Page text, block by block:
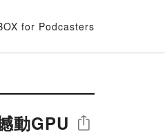
for Podcasters
動GPU
シェア